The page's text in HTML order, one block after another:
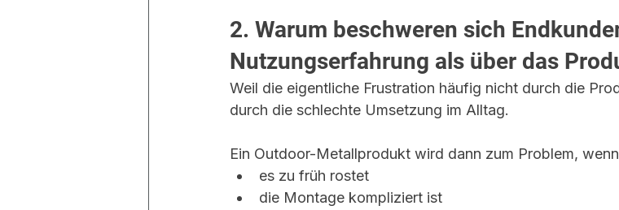
2. Warum beschweren sich
Nutzungserfahrung als über das
Weil die eigentliche Frustration häufig nicht durch die
durch die schlechte Umsetzung im Alltag.
Ein Outdoor-Metallprodukt wird dann zum Problem,
es zu früh rostet
die Montage kompliziert ist